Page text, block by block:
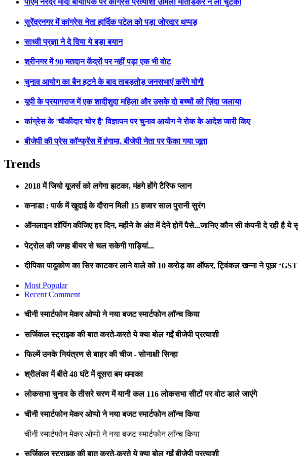
पीएम नरेंद्र मोदी बायोपिक पर कांग्रेस प्रत्याशी उर्मिला मातोंडकर ने ली चुटकी
सुरेंद्रनगर में कांग्रेस नेता हार्दिक पटेल को पड़ा जोरदार थप्पड़
साध्वी प्रज्ञा ने दे दिया ये बड़ा बयान
श्रीनगर में 90 मतदान केंद्रों पर नहीं पड़ा एक भी वोट
चुनाव आयोग का बैन हटने के बाद ताबड़तोड़ जनसभाएं करेंगे योगी
यूपी के प्रयागराज में एक शादीशुदा महिला और उसके दो बच्चों को ज़िंदा जलाया
कांग्रेस के 'चौकीदार चोर है' विज्ञापन पर चुनाव आयोग ने रोक के आदेश जारी किए
बीजेपी की प्रेस कॉन्फ्रेंस में हंगामा, बीजेपी नेता पर फेंका गया जूता
Trends
2018 में जियो यूजर्स को लगेगा झटका, मंहगे होंगे टैरिफ प्लान
कनाडा : पार्क में खुदाई के दौरान मिली 15 हजार साल पुरानी सुरंग
ऑनलाइन शॉपिंग कीजिए हर दिन, महीने के अंत में देने होगें पैसे...जानिए कौन सी कंपनी दे रही है ये
पेट्रोल की जगह बीयर से चल सकेगी गाड़ियां...
दीपिका पादुकोण का सिर काटकर लाने वाले को 10 करोड़ का ऑफर, ट्विंकल खन्ना ने पूछा ‘GST
Most Popular
Recent Comment
चीनी स्मार्टफोन मेकर ओप्पो ने नया बजट स्मार्टफोन लॉन्च किया
सर्जिकल स्ट्राइक की बात करते-करते ये क्या बोल गईं बीजेपी प्रत्याशी
फिल्में उनके नियंत्रण से बाहर की चीज - सोनाक्षी सिन्हा
श्रीलंका में बीते 48 घंटे में दूसरा बम धमाका
लोकसभा चुनाव के तीसरे चरण में यानी कल 116 लोकसभा सीटों पर वोट डाले जाएंगे
चीनी स्मार्टफोन मेकर ओप्पो ने नया बजट स्मार्टफोन लॉन्च किया
चीनी स्मार्टफोन मेकर ओप्पो ने नया बजट स्मार्टफोन लॉन्च किया
सर्जिकल स्ट्राइक की बात करते-करते ये क्या बोल गईं बीजेपी प्रत्याशी